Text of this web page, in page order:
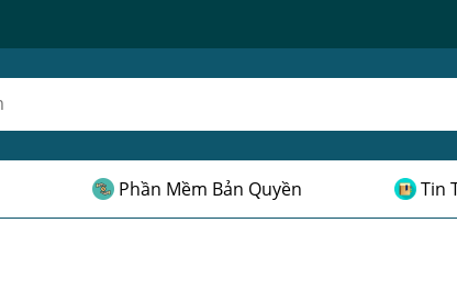
Phần Mềm Bản Quyền Tin